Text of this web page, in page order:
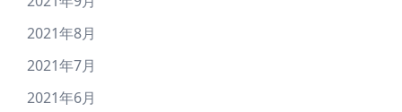
2021年8月
2021年7月
2021年6月